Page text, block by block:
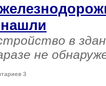
нашли
в
не
3